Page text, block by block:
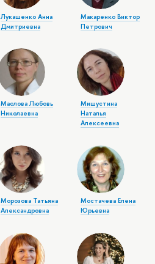
Лукашенко Анна
Дмитриевна
Макаренко Виктор
Петрович
Маслова Любовь
Николаевна
Мишустина
Наталья
Алексеевна
Морозова Татьяна
Александровна
Мостачева Елена
Юрьевна